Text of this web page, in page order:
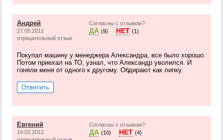
Андрей
27.05.2012
отрицательный отзыв
Согласны с отзывом?
ДА (9) НЕТ (1)
Покупал машину у менеджера Александра, все было хорошо.
Потом приехал на ТО, узнал, что Александр уволился. И
гоняли меня от одного к другому. Обдирают как липку.
Ответить
Евгений
14.03.2012
Согласны с отзывом?
ДА (10) НЕТ (4)